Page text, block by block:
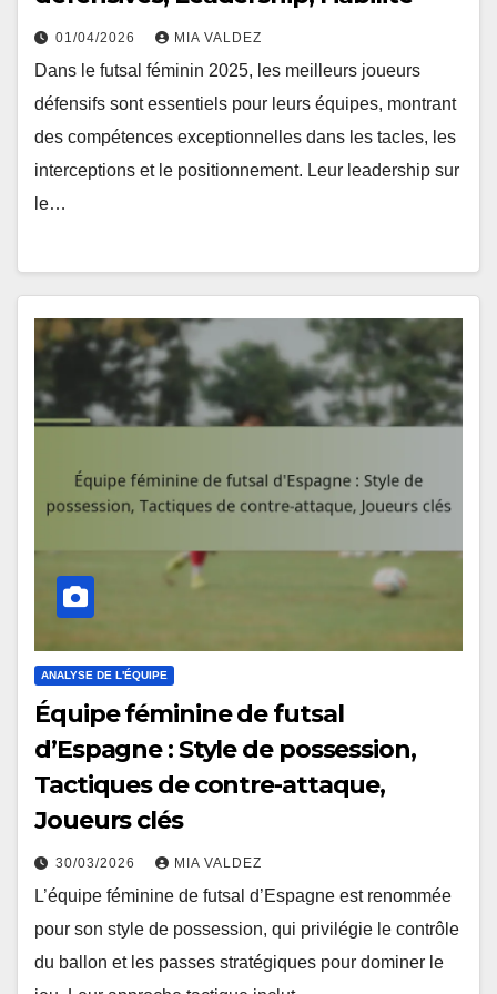
01/04/2026 MIA VALDEZ
Dans le futsal féminin 2025, les meilleurs joueurs
défensifs sont essentiels pour leurs équipes, montrant
des compétences exceptionnelles dans les tacles, les
interceptions et le positionnement. Leur leadership sur
le…
ANALYSE DE L'ÉQUIPE
Équipe féminine de futsal
d’Espagne : Style de possession,
Tactiques de contre-attaque,
Joueurs clés
30/03/2026 MIA VALDEZ
L’équipe féminine de futsal d’Espagne est renommée
pour son style de possession, qui privilégie le contrôle
du ballon et les passes stratégiques pour dominer le